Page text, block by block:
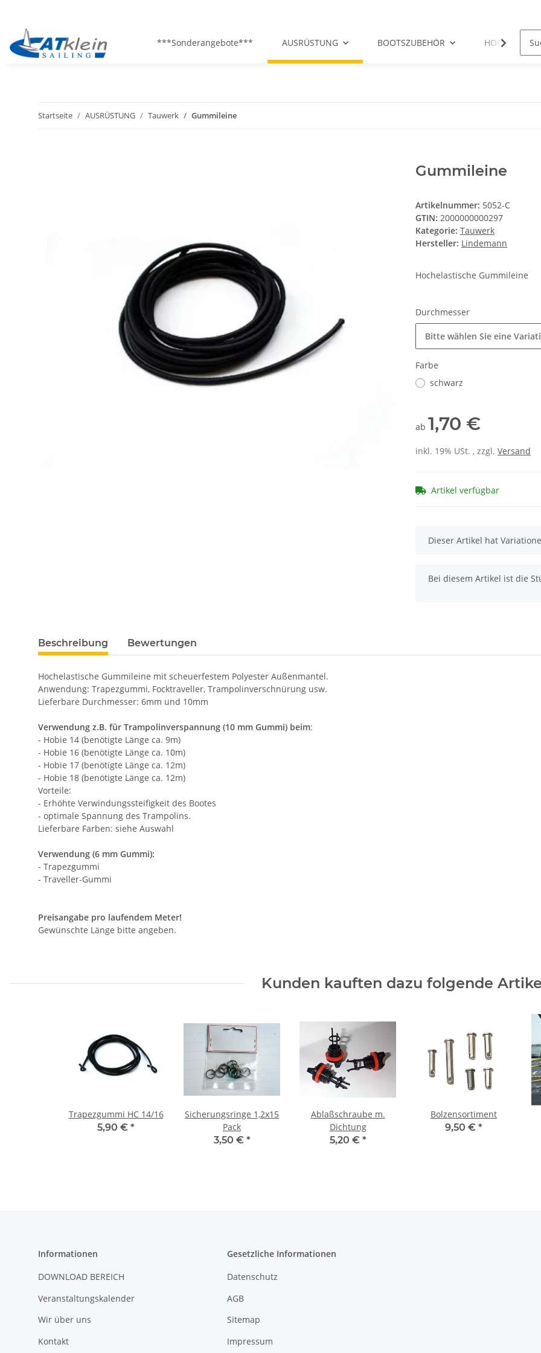
***Sonderangebote*** AUSRÜSTUNG BOOTSZUBEHÖR HOBIE-
Startseite AUSRÜSTUNG Tauwerk Gummileine
Gummileine
Artikelnummer: 5052-C
GTIN: 2000000000297
Kategorie: Tauwerk
Hersteller: Lindemann
Hochelastische Gummileine
Durchmesser
Bitte wählen Sie eine
Farbe
schwarz
ab 1,70 €
inkl. 19% USt. , zzgl. Versand
Artikel verfügbar
x
Dieser Artikel hat
x
Bei diesem Artikel ist die
Beschreibung Bewertungen
Hochelastische Gummileine mit scheuerfestem Polyester Außenmantel.
Anwendung: Trapezgummi, Focktraveller, Trampolinverschnürung usw.
Lieferbare Durchmesser: 6mm und 10mm
Verwendung z.B. für Trampolinverspannung (10 mm Gummi) beim:
- Hobie 14 (benötigte Länge ca. 9m)
- Hobie 16 (benötigte Länge ca. 10m)
- Hobie 17 (benötigte Länge ca. 12m)
- Hobie 18 (benötigte Länge ca. 12m)
Vorteile:
- Erhöhte Verwindungssteifigkeit des Bootes
- optimale Spannung des Trampolins.
Lieferbare Farben: siehe Auswahl
Verwendung (6 mm Gummi):
- Trapezgummi
- Traveller-Gummi
Preisangabe pro laufendem Meter!
Gewünschte Länge bitte angeben.
Kunden kauften dazu folgende
Trapezgummi HC 14/16
5,90 € *
Sicherungsringe 1,2x15
Pack
3,50 € *
Ablaßschraube m.
Dichtung
5,20 € *
Bolzensortiment
9,50 € *
Informationen
DOWNLOAD BEREICH
Veranstaltungskalender
Wir über uns
Kontakt
Gesetzliche Informationen
Datenschutz
AGB
Sitemap
Impressum